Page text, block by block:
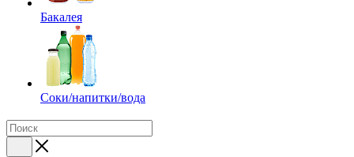
Бакалея
Соки/напитки/вода